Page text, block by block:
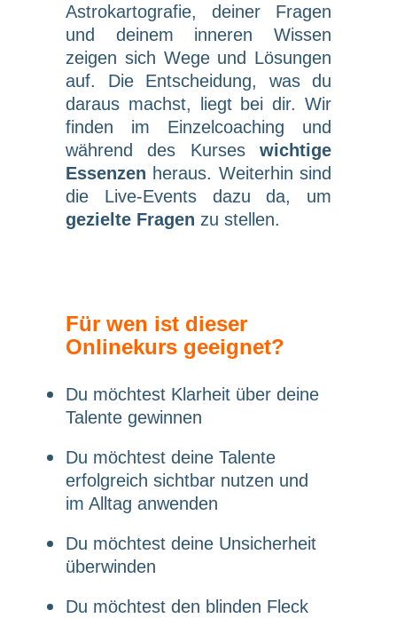
Astrokartografie, deiner Fragen
und deinem inneren Wissen
zeigen sich Wege und Lösungen
auf. Die Entscheidung, was du
daraus machst, liegt bei dir. Wir
finden im Einzelcoaching und
während des Kurses wichtige
Essenzen heraus. Weiterhin sind
die Live-Events dazu da, um
gezielte Fragen zu stellen.
Für wen ist dieser
Onlinekurs geeignet?
Du möchtest Klarheit über deine
Talente gewinnen
Du möchtest deine Talente
erfolgreich sichtbar nutzen und
im Alltag anwenden
Du möchtest deine Unsicherheit
überwinden
Du möchtest den blinden Fleck